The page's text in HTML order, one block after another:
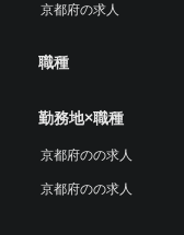
京都府の求人
職種
勤務地×職種
京都府のの求人
京都府のの求人